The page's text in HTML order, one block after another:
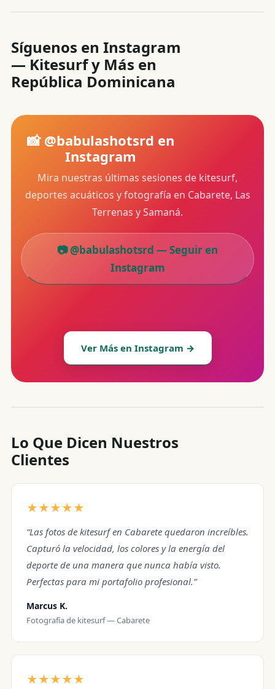
Síguenos en Instagram
— Kitesurf y Más en
República Dominicana
📸 @babulashotsrd en
Instagram
Mira nuestras últimas sesiones de kitesurf,
deportes acuáticos y fotografía en Cabarete, Las
Terrenas y Samaná.
📷 @babulashotsrd — Seguir en
Instagram
Ver Más en Instagram →
Lo Que Dicen Nuestros
Clientes
★★★★★
“Las fotos de kitesurf en Cabarete quedaron increíbles.
Capturó la velocidad, los colores y la energía del
deporte de una manera que nunca había visto.
Perfectas para mi portafolio profesional.”
Marcus K.
Fotografía de kitesurf — Cabarete
★★★★★